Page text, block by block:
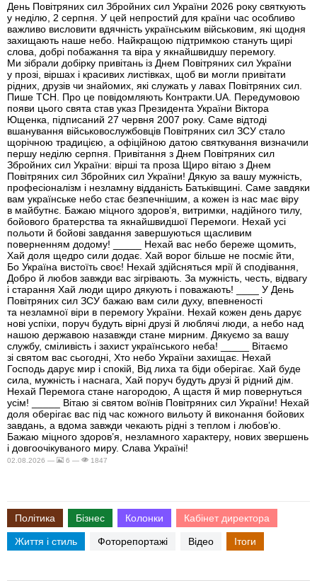
День Повітряних сил Збройних сил України 2026 року святкують
у неділю, 2 серпня. У цей непростий для країни час особливо
важливо висловити вдячність українським військовим, які щодня
захищають наше небо. Найкращою підтримкою стануть щирі
слова, добрі побажання та віра у якнайшвидшу перемогу.
Ми зібрали добірку привітань із Днем Повітряних сил України
у прозі, віршах і красивих листівках, щоб ви могли привітати
рідних, друзів чи знайомих, які служать у лавах Повітряних сил.
Пише ТСН. Про це повідомляють Контракти.UA. Передумовою
появи цього свята став указ Президента України Віктора
Ющенка, підписаний 27 червня 2007 року. Саме відтоді
вшанування військовослужбовців Повітряних сил ЗСУ стало
щорічною традицією, а офіційною датою святкування визначили
першу неділю серпня. Привітання з Днем Повітряних сил
Збройних сил України: вірші та проза Щиро вітаю з Днем
Повітряних сил Збройних сил України! Дякую за вашу мужність,
професіоналізм і незламну відданість Батьківщині. Саме завдяки
вам українське небо стає безпечнішим, а кожен із нас має віру
в майбутнє. Бажаю міцного здоров’я, витримки, надійного тилу,
бойового братерства та якнайшвидшої Перемоги. Нехай усі
польоти й бойові завдання завершуються щасливим
поверненням додому! _____ Нехай вас небо береже щомить,
Хай доля щедро сили додає. Хай ворог більше не посміє йти,
Бо Україна вистоїть своє! Нехай здійсняться мрії й сподівання,
Добро й любов завжди вас зігрівають. За мужність, честь, відвагу
і старання Хай люди щиро дякують і поважають! ____ У День
Повітряних сил ЗСУ бажаю вам сили духу, впевненості
та незламної віри в перемогу України. Нехай кожен день дарує
нові успіхи, поруч будуть вірні друзі й люблячі люди, а небо над
нашою державою назавжди стане мирним. Дякуємо за вашу
службу, сміливість і захист українського неба! _____ Вітаємо
зі святом вас сьогодні, Хто небо України захищає. Нехай
Господь дарує мир і спокій, Від лиха та біди оберігає. Хай буде
сила, мужність і наснага, Хай поруч будуть друзі й рідний дім.
Нехай Перемога стане нагородою, А щастя й мир повернуться
усім! _____ Вітаю зі святом воїнів Повітряних сил України! Нехай
доля оберігає вас під час кожного вильоту й виконання бойових
завдань, а вдома завжди чекають рідні з теплом і любов’ю.
Бажаю міцного здоров’я, незламного характеру, нових звершень
і довгоочікуваного миру. Слава Україні!
02.08.2026 — 6 — 1847
Політика Бізнес Колонки Кабінет директора
Життя і стиль Фоторепортажі Відео Ітоги